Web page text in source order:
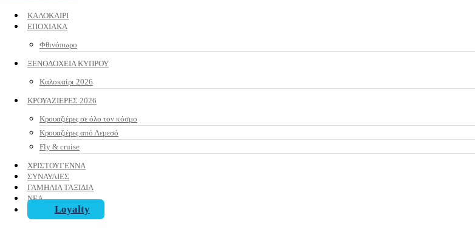
ΚΑΛΟΚΑΙΡΙ
ΕΠΟΧΙΑΚΑ
Φθινόπωρο
ΞΕΝΟΔΟΧΕΙΑ ΚΥΠΡΟΥ
Καλοκαίρι 2026
ΚΡΟΥΑΖΙΕΡΕΣ 2026
Κρουαζιέρες σε όλο τον κόσμο
Κρουαζιέρες από Λεμεσό
Fly & cruise
ΧΡΙΣΤΟΥΓΕΝΝΑ
ΣΥΝΑΥΛΙΕΣ
ΓΑΜΗΛΙΑ ΤΑΞΙΔΙΑ
ΝΕΑ
Loyalty